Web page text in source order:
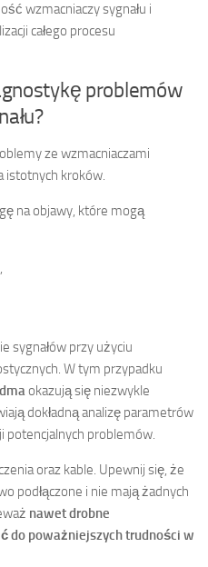
wzmacniaczy sygnału i
całego procesu
problemów
ze wzmacniaczami
istotnych kroków.
na objawy, które mogą
sygnałów przy użyciu
W tym przypadku
okazują się niezwykle
dokładną analizę parametrów
potencjalnych problemów.
oraz kable. Upewnij się, że
podłączone i nie mają żadnych
nawet drobne
do poważniejszych trudności w